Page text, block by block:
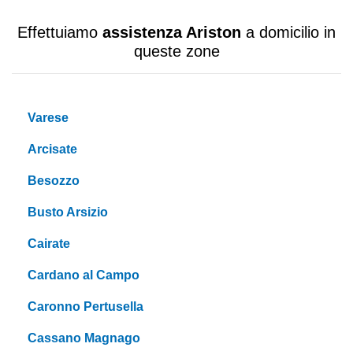
Effettuiamo assistenza Ariston a domicilio in
queste zone
Varese
Arcisate
Besozzo
Busto Arsizio
Cairate
Cardano al Campo
Caronno Pertusella
Cassano Magnago